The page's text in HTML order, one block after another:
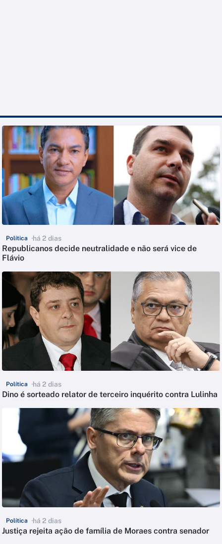
Política há 2 dias
Republicanos decide neutralidade e não será vice de
Flávio
Política há 2 dias
Dino é sorteado relator de terceiro inquérito contra Lulinha
Política há 2 dias
Justiça rejeita ação de família de Moraes contra senador